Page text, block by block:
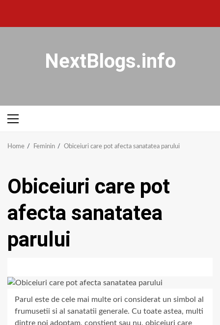
NextBlogs.info
Home Feminin Obiceiuri care pot afecta sanatatea parului
Obiceiuri care pot
afecta sanatatea
parului
Parul este de cele mai multe ori considerat un simbol al
frumusetii si al sanatatii generale. Cu toate astea, multi
dintre noi adoptam, constient sau nu, obiceiuri care